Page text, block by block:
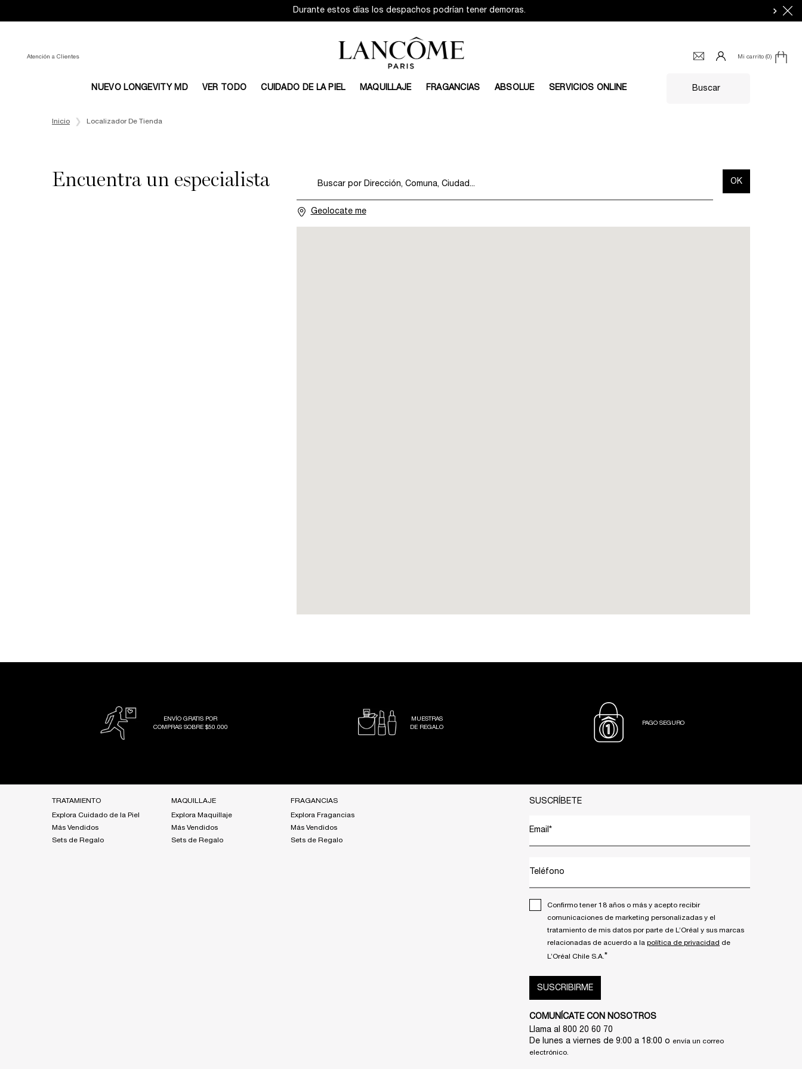
Durante estos días los despachos podrían tener demoras.
Atención a Clientes Mi carrito 0
0 producto en el carrito
NUEVO LONGEVITY MD VER TODO CUIDADO DE LA PIEL MAQUILLAJE FRAGANCIAS ABSOLUE SERVICIOS ONLINE Buscar
Inicio
Localizador De Tienda
Encuentra un especialista Buscar por Dirección, Comuna, Ciudad... OK
Geolocate me
ENVÍO GRATIS POR
COMPRAS SOBRE $50.000
MUESTRAS
DE REGALO
PAGO SEGURO
TRATAMIENTO
Explora Cuidado de la Piel
Más Vendidos
Sets de Regalo
MAQUILLAJE
Explora Maquillaje
Más Vendidos
Sets de Regalo
FRAGANCIAS
Explora Fragancias
Más Vendidos
Sets de Regalo
SUSCRÍBETE
Email *
Teléfono
Confirmo tener 18 años o más y acepto recibir
comunicaciones de marketing personalizadas y el
tratamiento de mis datos por parte de L’Oréal y sus marcas
relacionadas de acuerdo a la política de privacidad de
L’Oréal Chile S.A.*
SUSCRIBIRME
COMUNÍCATE CON NOSOTROS
Llama al 800 20 60 70
De lunes a viernes de 9:00 a 18:00 o envía un correo
electrónico.